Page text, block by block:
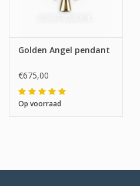
Golden Angel pendant
€675,00
Op voorraad